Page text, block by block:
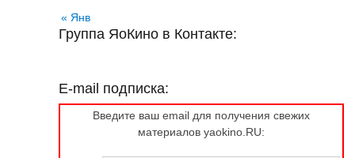
« Янв
Группа ЯоКино в Контакте:
E-mail подписка:
Введите ваш email для получения свежих
материалов yaokino.RU: